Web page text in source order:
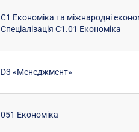
С1 Економіка та міжнародні
Спеціалізація С1.01 Економіка
D3 «Менеджмент»
051 Економіка